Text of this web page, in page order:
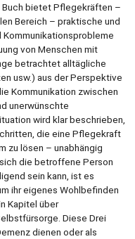
bietet Pflegekräften –
Bereich – praktische und
Kommunikationsprobleme
von Menschen mit
betrachtet alltägliche
usw.) aus der Perspektive
Kommunikation zwischen
unerwünschte
wird klar beschrieben,
die eine Pflegekraft
zu lösen – unabhängig
die betroffene Person
sein kann, ist es
ihr eigenes Wohlbefinden
Kapitel über
Diese Drei
dienen oder als